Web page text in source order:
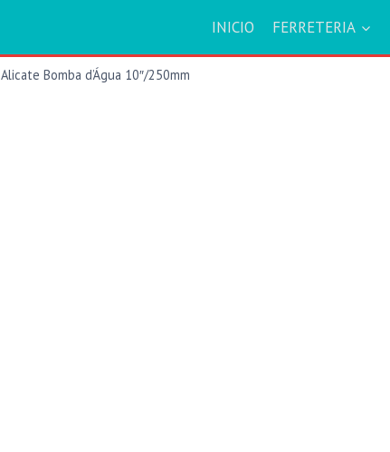
INICIO FERRETERIA
Alicate Bomba d’Água 10″/250mm